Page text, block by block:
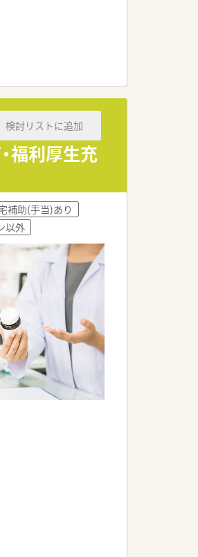
。
ています。
境です。
います。
が可能です。
境です。
魅力です。
しています。
在籍していま
活躍中です。
福利厚生充
検討リストに追加
補助(手当)あり
以外